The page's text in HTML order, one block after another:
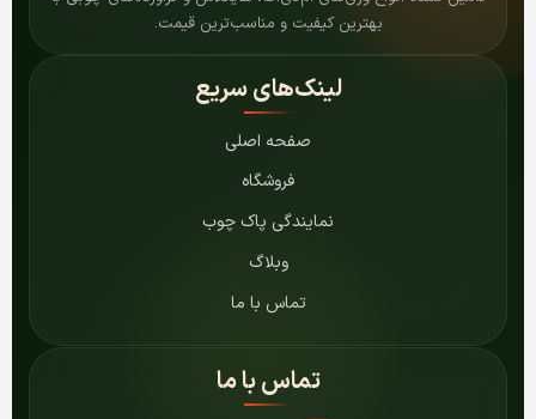
بهترین کیفیت و مناسب‌ترین قیمت.
لینک‌های سریع
صفحه اصلی
فروشگاه
نمایندگی پاک چوب
وبلاگ
تماس با ما
تماس با ما